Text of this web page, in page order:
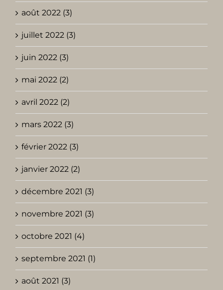
août 2022 (3)
juillet 2022 (3)
juin 2022 (3)
mai 2022 (2)
avril 2022 (2)
mars 2022 (3)
février 2022 (3)
janvier 2022 (2)
décembre 2021 (3)
novembre 2021 (3)
octobre 2021 (4)
septembre 2021 (1)
août 2021 (3)